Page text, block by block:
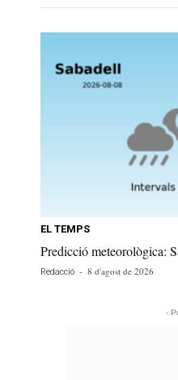
EL TEMPS
Predicció meteorològica:
Redacció - 8 d'agost de 2026
-